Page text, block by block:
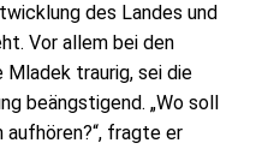
des Landes und
Vor allem bei den
traurig, sei die
beängstigend. „Wo soll
aufhören?“, fragte er